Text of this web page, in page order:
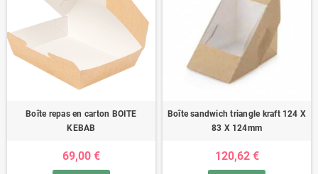
Boîte repas en carton BOITE
KEBAB
69,00 €
Boîte sandwich triangle kraft 124 X
83 X 124mm
120,62 €